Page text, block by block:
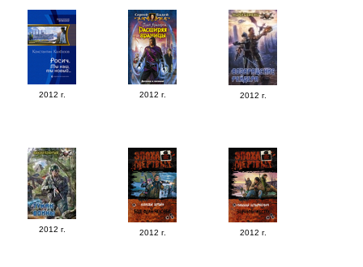
2012 г. 2012 г. 2012 г.
2012 г. 2012 г. 2012 г.